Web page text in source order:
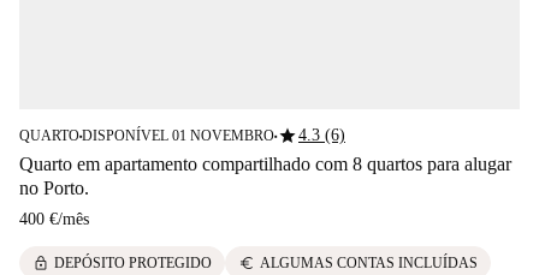
QUARTO■DISPONÍVEL 01 NOVEMBRO■star4.3 (6)
Quarto em apartamento compartilhado com 8 quartos para alugar
no Porto.
400 €/mês
lock DEPÓSITO PROTEGIDO euro ALGUMAS CONTAS INCLUÍDAS